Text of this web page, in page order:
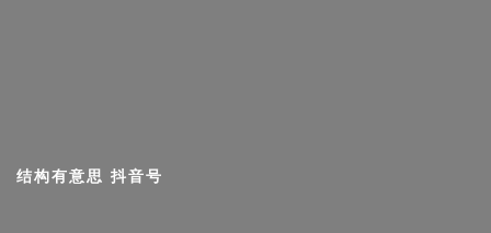
结构有意思 抖音号